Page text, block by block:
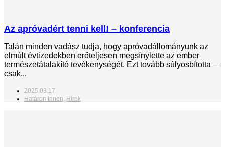
Az apróvadért tenni kell! – konferencia
Talán minden vadász tudja, hogy apróvadállományunk az
elmúlt évtizedekben erőteljesen megsínylette az ember
természetátalakító tevékenységét. Ezt tovább súlyosbította –
csak...
2025.03.17.
Határon innen, Hírek